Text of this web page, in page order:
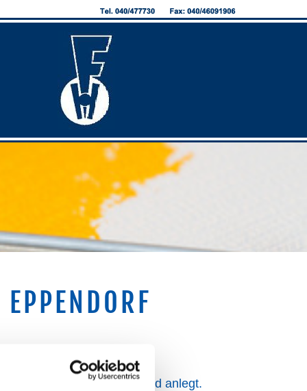
der Chef noch selbst Hand anlegt.